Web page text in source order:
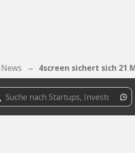
News 4screen sichert sich 21